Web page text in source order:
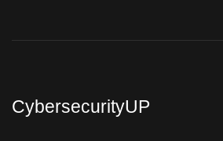
CybersecurityUP